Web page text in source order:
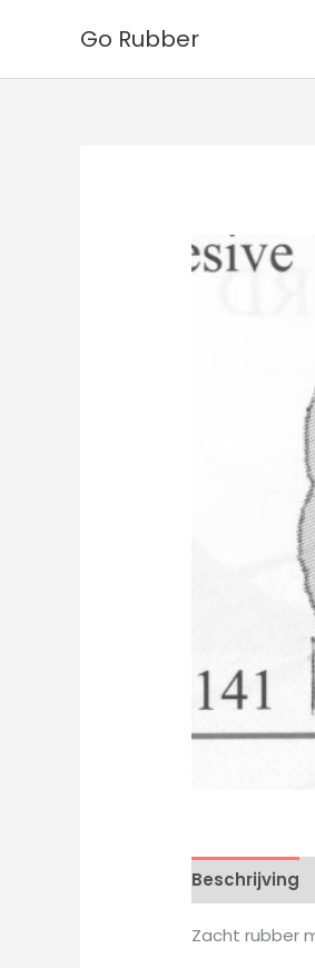
de
Go Rubber
Beschrijving
Zacht rubber